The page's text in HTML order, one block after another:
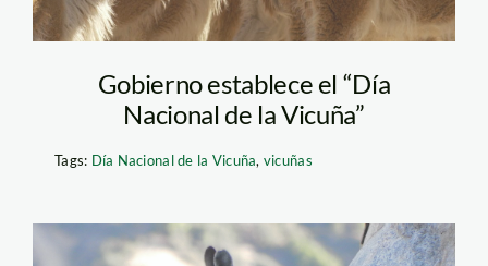
Gobierno establece el “Día
Nacional de la Vicuña”
Tags: Día Nacional de la Vicuña, vicuñas